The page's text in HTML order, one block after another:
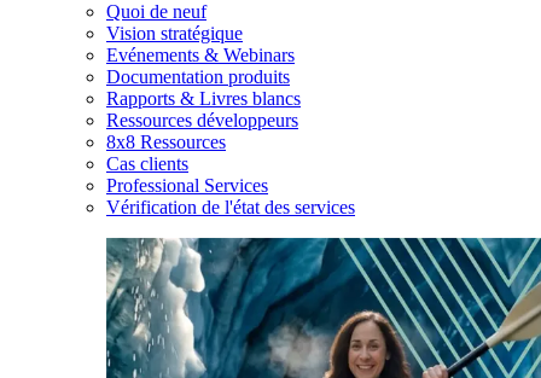
Quoi de neuf
Vision stratégique
Evénements & Webinars
Documentation produits
Rapports & Livres blancs
Ressources développeurs
8x8 Ressources
Cas clients
Professional Services
Vérification de l'état des services